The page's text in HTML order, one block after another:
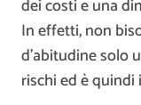
dei costi e una
In effetti, non
d’abitudine solo
rischi ed è quindi